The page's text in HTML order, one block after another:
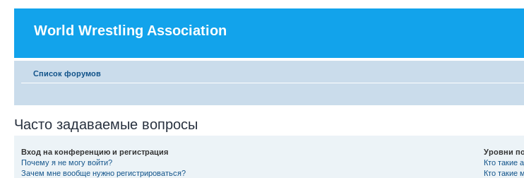
World Wrestling Association
Список форумов
Часто задаваемые вопросы
Вход на конференцию и регистрация
Почему я не могу войти?
Зачем мне вообще нужно регистрироваться?
Уровни
Кто такие
Кто такие